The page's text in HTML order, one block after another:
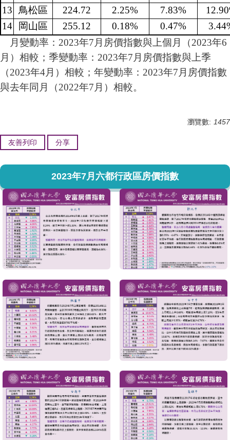
13
鳥松區 224.72 2.25% 7.83%
14
岡山區 255.12 0.18% 0.47%
月變動率：2023年7月房價指數與上個月（2023年6
月）相較；季變動率：2023年7月房價指數與上季
（2023年4月）相較；年變動率：2023年7月房價指數
與去年同月（2022年7月）相較。
瀏覽數: 1457
友善列印 分享
2023年7月六都行政區房價指數